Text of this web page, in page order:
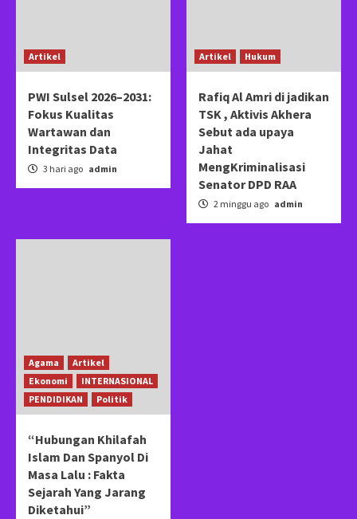
Artikel
PWI Sulsel 2026–2031:
Fokus Kualitas
Wartawan dan
Integritas Data
3 hari ago admin
Artikel Hukum
Rafiq Al Amri di jadikan
TSK , Aktivis Akhera
Sebut ada upaya
Jahat
MengKriminalisasi
Senator DPD RAA
2 minggu ago admin
Agama
Artikel
Ekonomi
INTERNASIONAL
PENDIDIKAN
Politik
“Hubungan Khilafah
Islam Dan Spanyol Di
Masa Lalu : Fakta
Sejarah Yang Jarang
Diketahui”